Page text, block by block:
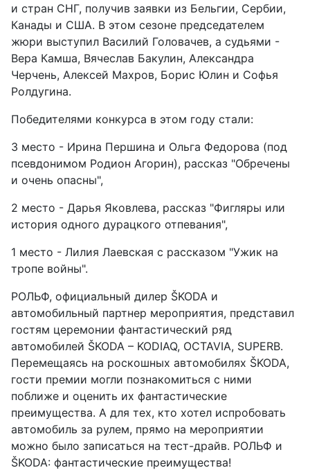
и стран СНГ, получив заявки из Бельгии, Сербии,
Канады и США. В этом сезоне председателем
жюри выступил Василий Головачев, а судьями -
Вера Камша, Вячеслав Бакулин, Александра
Черчень, Алексей Махров, Борис Юлин и Софья
Ролдугина.
Победителями конкурса в этом году стали:
3 место - Ирина Першина и Ольга Федорова (под
псевдонимом Родион Агорин), рассказ "Обречены
и очень опасны",
2 место - Дарья Яковлева, рассказ "Фигляры или
история одного дурацкого отпевания",
1 место - Лилия Лаевская с рассказом "Ужик на
тропе войны".
РОЛЬФ, официальный дилер ŠKODA и
автомобильный партнер мероприятия, представил
гостям церемонии фантастический ряд
автомобилей ŠKODA – KODIAQ, OCTAVIA, SUPERB.
Перемещаясь на роскошных автомобилях ŠKODA,
гости премии могли познакомиться с ними
поближе и оценить их фантастические
преимущества. А для тех, кто хотел испробовать
автомобиль за рулем, прямо на мероприятии
можно было записаться на тест-драйв. РОЛЬФ и
ŠKODA: фантастические преимущества!